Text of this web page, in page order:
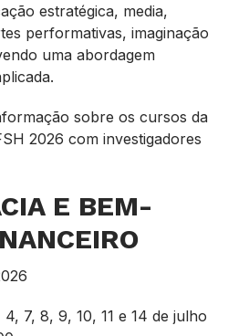
estratégica, media,
performativas, imaginação
uma abordagem
sobre os cursos da
2026 com investigadores
E BEM-
4, 7, 8, 9, 10, 11 e 14 de julho